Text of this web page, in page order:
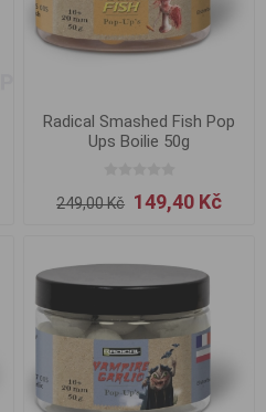
Radical Smashed Fish Pop
Ups Boilie 50g
249,00 Kč 149,40 Kč